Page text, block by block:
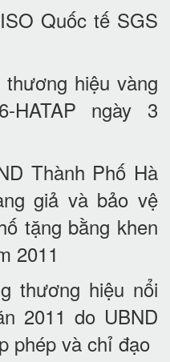
Quốc tế SGS
hiệu vàng
HATAP ngày 3
Thành Phố Hà
giả và bảo vệ
tặng bằng khen
2011
hiệu nổi
2011 do UBND
phép và chỉ đạo